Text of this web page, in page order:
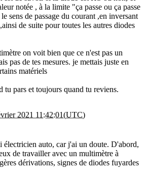
notée , à la limite "ça passe ou ça passe
sens de passage du courant ,en inversant
de suite pour toutes les autres diodes
on voit bien que ce n'est pas un
pas de tes mesures. je mettais juste en
matériels
tu pars et toujours quand tu reviens.
2021 11:42:01(UTC)
électricien auto, car j'ai un doute. D'abord,
de travailler avec un multimètre à
dérivations, signes de diodes fuyardes